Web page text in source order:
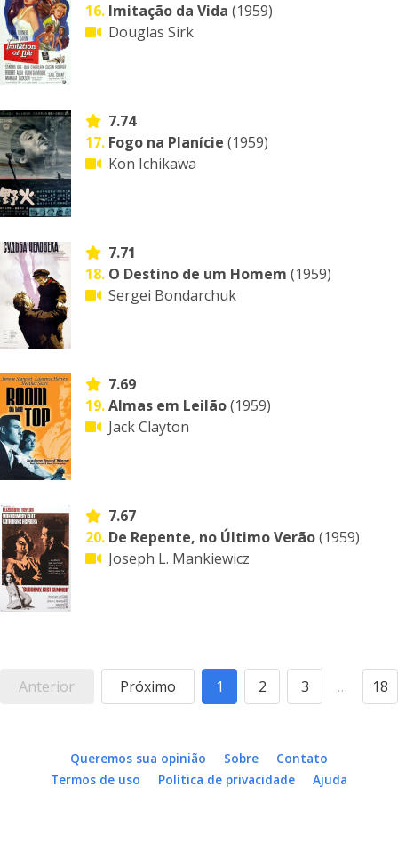
16. Imitação da Vida (1959)
Douglas Sirk
7.74
17. Fogo na Planície (1959)
Kon Ichikawa
7.71
18. O Destino de um Homem (1959)
Sergei Bondarchuk
7.69
19.Almas em Leilão(1959)
Jack Clayton
7.67
20. De Repente, no Último Verão(1959)
Joseph L. Mankiewicz
Anterior Próximo 1 2 3 … 18
Queremos sua opinião Sobre
Contato
Termos de uso
Política de privacidade Ajuda